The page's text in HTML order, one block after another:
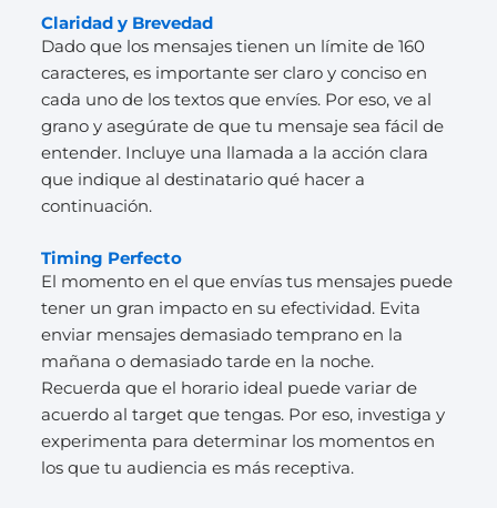
Claridad y Brevedad
Dado que los mensajes tienen un límite de 160
caracteres, es importante ser claro y conciso en
cada uno de los textos que envíes. Por eso, ve al
grano y asegúrate de que tu mensaje sea fácil de
entender. Incluye una llamada a la acción clara
que indique al destinatario qué hacer a
continuación.
Timing Perfecto
El momento en el que envías tus mensajes puede
tener un gran impacto en su efectividad. Evita
enviar mensajes demasiado temprano en la
mañana o demasiado tarde en la noche.
Recuerda que el horario ideal puede variar de
acuerdo al target que tengas. Por eso, investiga y
experimenta para determinar los momentos en
los que tu audiencia es más receptiva.